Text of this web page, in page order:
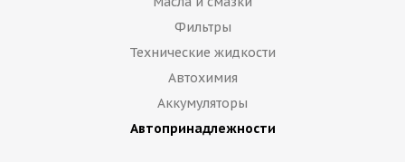
Фильтры
Технические жидкости
Автохимия
Аккумуляторы
Автопринадлежности